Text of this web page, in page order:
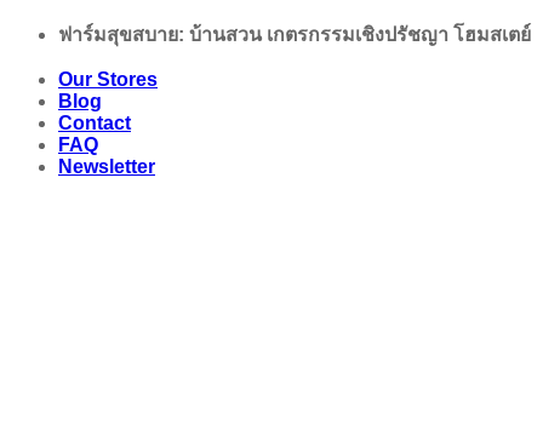
Skip
content
ฟาร์มสุขสบาย: บ้านสวน เกตรกรรมเชิงปรัชญา โฮมสเตย์
Our Stores
Blog
Contact
FAQ
Newsletter